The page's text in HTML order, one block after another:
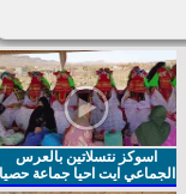
اسوكز نتسلاتين بالعرس
الجماعي ايت احيا جماعة حصيا